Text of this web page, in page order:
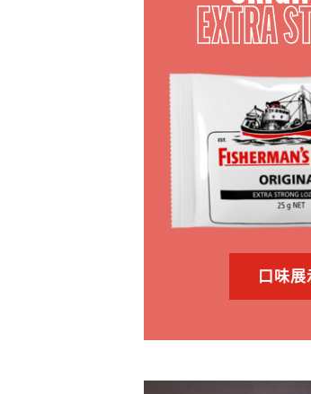
EXTRA
口味展